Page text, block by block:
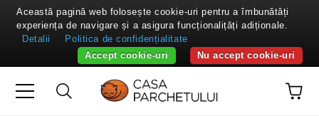
Această pagină web folosește cookie-uri pentru a îmbunătăți
experiența de navigare și a asigura funcționalițăți adiționale.
Detalii
Politica de confidențialitate
Nu accept cookie-uri
Accept cookie-uri